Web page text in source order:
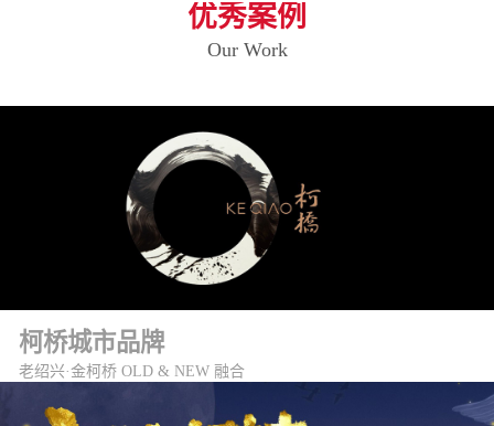
优秀案例
Our Work
柯桥城市品牌
老绍兴·金柯桥 OLD & NEW 融合